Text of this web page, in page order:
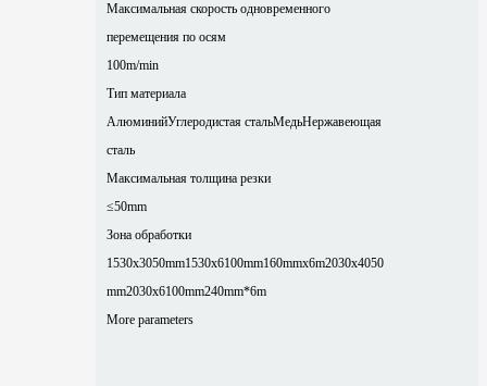
Максимальная скорость одновременного
перемещения по осям
100m/min
Тип материала
АлюминийУглеродистая стальМедьНержавеющая
сталь
Максимальная толщина резки
≤50mm
Зона обработки
1530x3050mm1530x6100mm160mmx6m2030x4050
mm2030x6100mm240mm*6m
More parameters